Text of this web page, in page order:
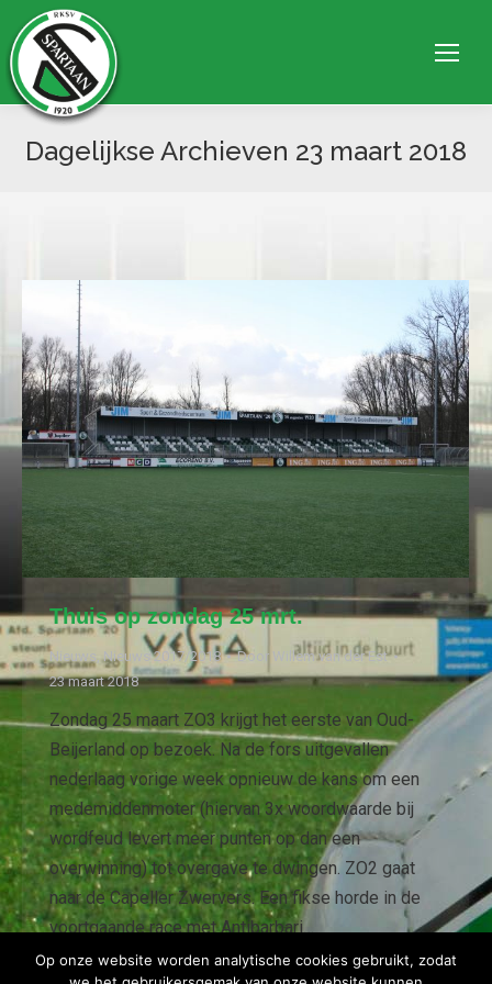
Dagelijkse Archieven 23 maart 2018
Thuis op zondag 25 mrt.
Nieuws ,Nieuws 2017/2018 Door
Willem van der Est
23 maart 2018
Zondag 25 maart ZO3 krijgt het eerste van Oud-
Beijerland op bezoek. Na de fors uitgevallen
nederlaag vorige week opnieuw de kans om een
medemiddenmoter (hiervan 3x woordwaarde bij
wordfeud levert meer punten op dan een
overwinning) tot overgave te dwingen. ZO2 gaat
naar de Capeller Zwervers. Een fikse horde in de
voortgaande race met Antibarbari…
Op onze website worden analytische cookies gebruikt, zodat